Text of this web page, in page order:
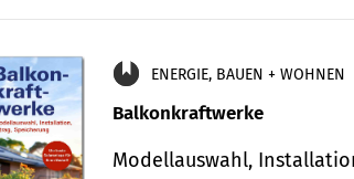
ENERGIE, BAUEN + WOHNEN
Balkonkraftwerke
Modellauswahl,